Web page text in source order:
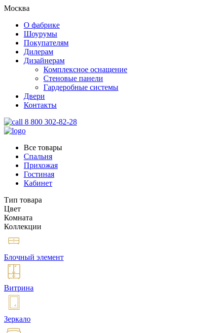
Москва
О фабрике
Шоурумы
Покупателям
Дилерам
Дизайнерам
Комплексное оснащение
Стеновые панели
Гардеробные системы
Двери
Контакты
8 800 302-82-28
Все товары
Спальня
Прихожая
Гостиная
Кабинет
Тип товара
Цвет
Комната
Коллекции
Блочный элемент
Витрина
Зеркало